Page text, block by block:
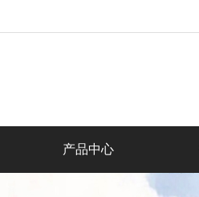
产品中心